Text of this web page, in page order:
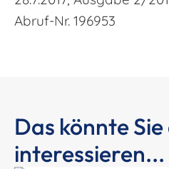
Abruf-Nr. 196953
Das könnte
interessieren...